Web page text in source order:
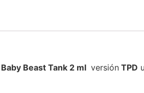
Beast Tank 2 ml versión TPD